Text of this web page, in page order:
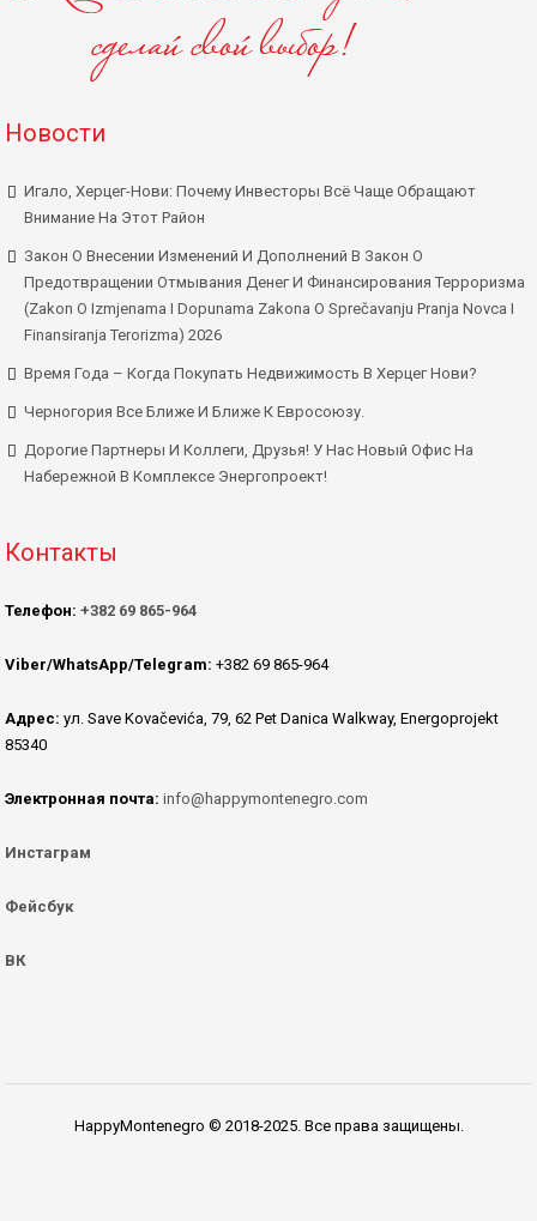
Новости
Игало, Херцег-Нови: Почему Инвесторы Всё Чаще Обращают
Внимание На Этот Район
Закон О Внесении Изменений И Дополнений В Закон О
Предотвращении Отмывания Денег И Финансирования Терроризма
(Zakon O Izmjenama I Dopunama Zakona O Sprečavanju Pranja Novca I
Finansiranja Terorizma) 2026
Время Года – Когда Покупать Недвижимость В Херцег Нови?
Черногория Все Ближе И Ближе К Евросоюзу.
Дорогие Партнеры И Коллеги, Друзья! У Нас Новый Офис На
Набережной В Комплексе Энергопроект!
Контакты
Телефон: +382 69 865-964
Viber/WhatsApp/Telegram: +382 69 865-964
Адрес: ул. Save Kovačevića, 79, 62 Pet Danica Walkway, Energoprojekt
85340
Электронная почта: info@happymontenegro.com
Инстаграм
Фейсбук
ВК
HappyMontenegro © 2018-2025. Все права защищены.